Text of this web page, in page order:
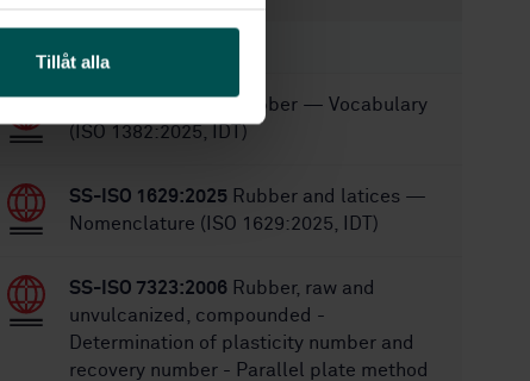
Tillåt alla
Rubber — Vocabulary
(ISO 1382:2025, IDT)
SS-ISO 1629:2025 Rubber and latices —
Nomenclature (ISO 1629:2025, IDT)
SS-ISO 7323:2006 Rubber, raw and
unvulcanized, compounded -
Determination of plasticity number and
recovery number - Parallel plate method